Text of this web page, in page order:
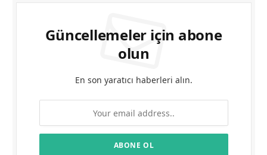
Güncellemeler için abone
olun
En son yaratıcı haberleri alın.